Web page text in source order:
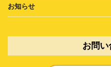
お知らせ
お問い